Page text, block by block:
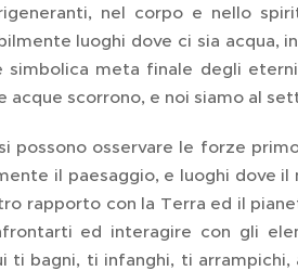
nel corpo e nello
luoghi dove ci sia acqua,
simbolica meta finale degli
scorrono, e noi siamo al
osservare le forze
il paesaggio, e luoghi dove
rapporto con la Terra ed il
ed interagire con gli
ti bagni, ti infanghi, ti